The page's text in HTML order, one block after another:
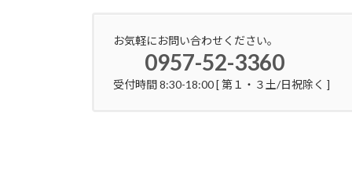
お気軽にお問い合わせください。
0957-52-3360
受付時間 8:30-18:00 [ 第１・３土/日祝除く ]